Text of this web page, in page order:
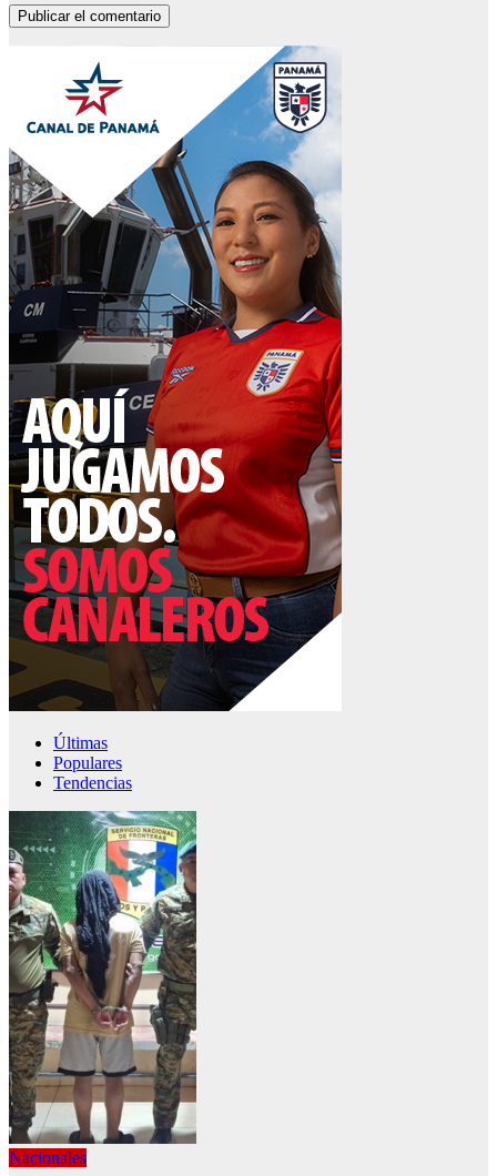
Últimas
Populares
Tendencias
Nacionales